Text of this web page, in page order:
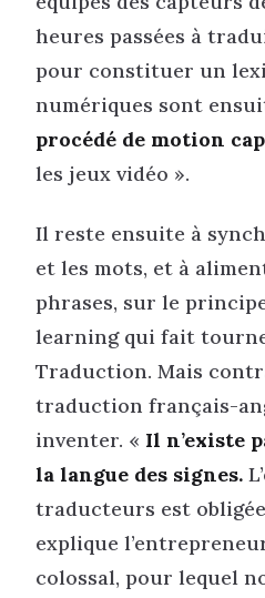
heures passées à
pour constituer un
numériques sont
procédé de motion
les jeux vidéo ».
Il reste ensuite à
et les mots, et à
phrases, sur le
learning qui fait
Traduction. Mais
traduction français-
inventer. « Il n’existe
la langue des signes.
traducteurs est
explique
colossal, pour lequel